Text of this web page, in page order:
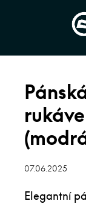
07.06.2025
Elegantní